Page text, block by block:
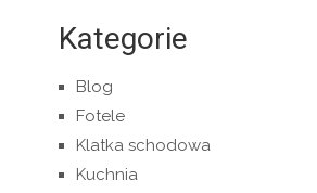
Kategorie
Blog
Fotele
Klatka schodowa
Kuchnia